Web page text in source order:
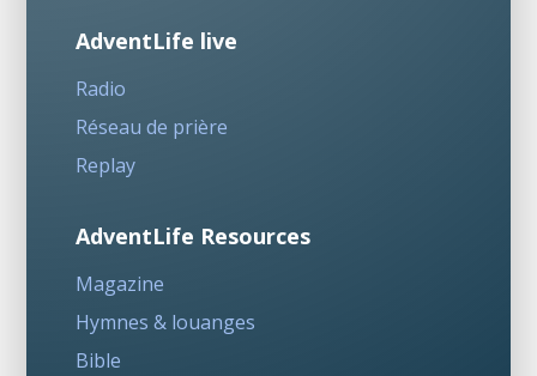
AdventLife live
Radio
Réseau de prière
Replay
AdventLife Resources
Magazine
Hymnes & louanges
Bible